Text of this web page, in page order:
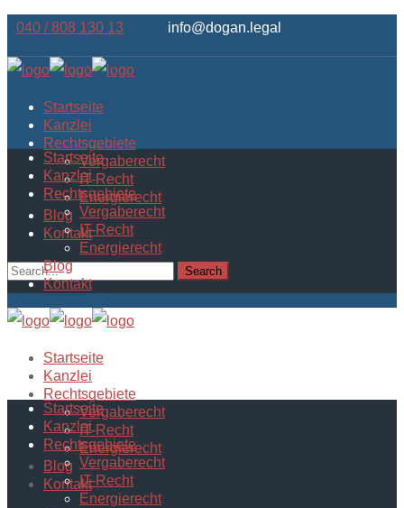
040 / 808 130 13 info@dogan.legal
Startseite
Kanzlei
Rechtsgebiete
Vergaberecht
IT-Recht
Energierecht
Blog
Kontakt
Startseite
Kanzlei
Rechtsgebiete
Vergaberecht
IT-Recht
Energierecht
Blog
Kontakt
Startseite
Kanzlei
Rechtsgebiete
Vergaberecht
IT-Recht
Energierecht
Blog
Kontakt
Startseite
Kanzlei
Rechtsgebiete
Vergaberecht
IT-Recht
Energierecht